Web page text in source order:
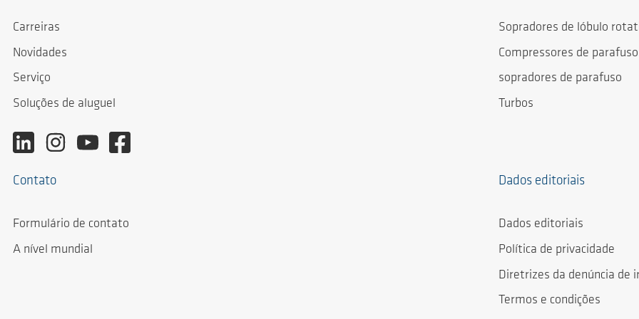
Carreiras
Novidades
Serviço
Soluções de aluguel
Sopradores de lóbulo
Compressores de parafuso
sopradores de parafuso
Turbos
Contato
Formulário de contato
A nível mundial
Dados editoriais
Dados editoriais
Política de privacidade
Diretrizes da denúncia de
Termos e condições